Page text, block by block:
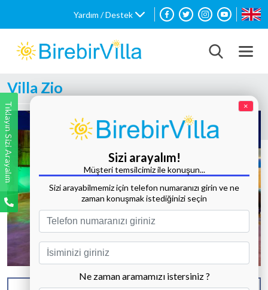
Yardım / Destek
Villa Zio
Tüm Fotoğrafları Göster
Tıklayın Sizi Arayalım ×
Sizi arayalım!
Müşteri temsilcimiz ile konuşun...
Sizi arayabilmemiz için telefon numaranızı girin ve ne
zaman konuşmak istediğinizi seçin
Ne zaman aramamızı istersiniz ?